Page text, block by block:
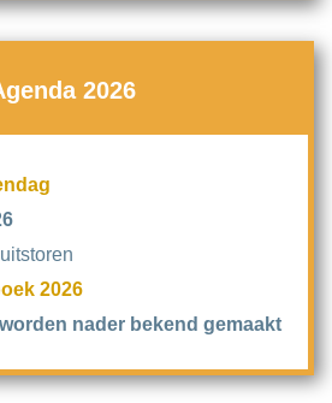
2026
2026
nader bekend gemaakt